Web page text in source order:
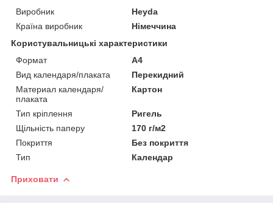
Виробник
Heyda
Країна виробник
Німеччина
Користувальницькі характеристики
Формат
A4
Вид календаря/плаката
Перекидний
Материал календаря/
плаката
Картон
Тип кріплення
Ригель
Щільність паперу
170 г/м2
Покриття
Без покриття
Тип
Календар
Приховати